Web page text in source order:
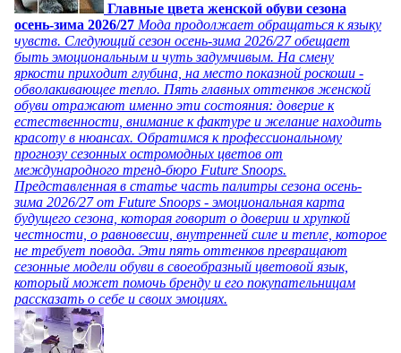
Главные цвета женской обуви сезона
осень-зима 2026/27 Мода продолжает обращаться к языку
чувств. Следующий сезон осень-зима 2026/27 обещает
быть эмоциональным и чуть задумчивым. На смену
яркости приходит глубина, на место показной роскоши -
обволакивающее тепло. Пять главных оттенков женской
обуви отражают именно эти состояния: доверие к
естественности, внимание к фактуре и желание находить
красоту в нюансах. Обратимся к профессиональному
прогнозу сезонных остромодных цветов от
международного тренд-бюро Future Snoops.
Представленная в статье часть палитры сезона осень-
зима 2026/27 от Future Snoops - эмоциональная карта
будущего сезона, которая говорит о доверии и хрупкой
честности, о равновесии, внутренней силе и тепле, которое
не требует повода. Эти пять оттенков превращают
сезонные модели обуви в своеобразный цветовой язык,
который может помочь бренду и его покупательницам
рассказать о себе и своих эмоциях.